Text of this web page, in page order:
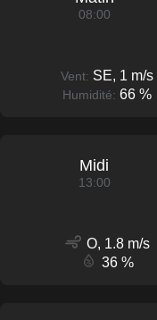
08:00
Vent: SE, 1 m/s
Humidité: 66 %
Midi
13:00
O, 1.8 m/s
36 %